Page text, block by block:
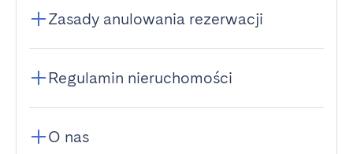
Zasady anulowania rezerwacji
Regulamin nieruchomości
O nas